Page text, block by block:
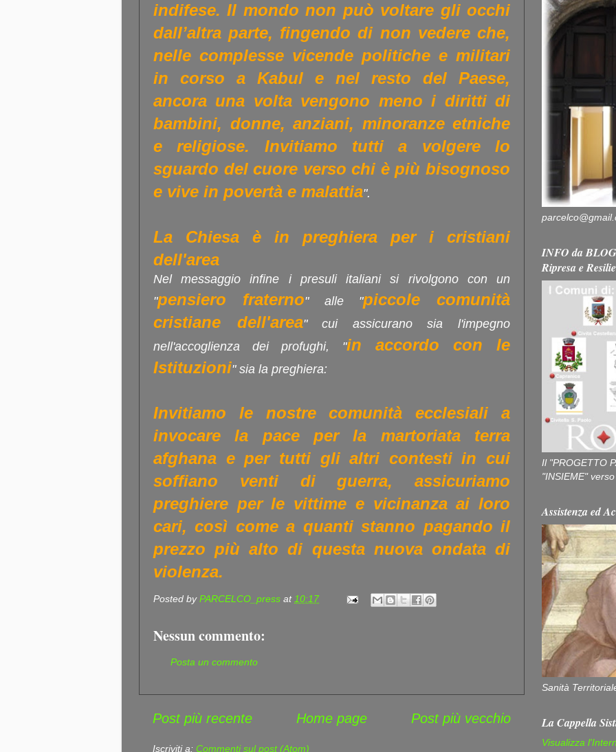
indifese. Il mondo non può voltare gli occhi
dall’altra parte, fingendo di non vedere che,
nelle complesse vicende politiche e militari
in corso a Kabul e nel resto del Paese,
ancora una volta vengono meno i diritti di
bambini, donne, anziani, minoranze etniche
e religiose. Invitiamo tutti a volgere lo
sguardo del cuore verso chi è più bisognoso
e vive in povertà e malattia".
La Chiesa è in preghiera per i cristiani
dell'area
Nel messaggio infine i presuli italiani si rivolgono con un
"pensiero fraterno" alle "piccole comunità
cristiane dell'area" cui assicurano sia l'impegno
nell'accoglienza dei profughi, "in accordo con le
Istituzioni" sia la preghiera:
Invitiamo le nostre comunità ecclesiali a
invocare la pace per la martoriata terra
afghana e per tutti gli altri contesti in cui
soffiano venti di guerra, assicuriamo
preghiere per le vittime e vicinanza ai loro
cari, così come a quanti stanno pagando il
prezzo più alto di questa nuova ondata di
violenza.
Posted byPARCELCO_press at10:17
Nessun commento:
Posta un commento
Post più recente Post più vecchio
Home page
Iscriviti a: Commenti sul post (Atom)
INFO da
Ripresa e
Il "PROGETTO
"INSIEME"
Assistenza ed
Sanità
La Cappella
Visualizza